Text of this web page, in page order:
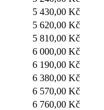
5 430,00 Kč
5 620,00 Kč
5 810,00 Kč
6 000,00 Kč
6 190,00 Kč
6 380,00 Kč
6 570,00 Kč
6 760,00 Kč